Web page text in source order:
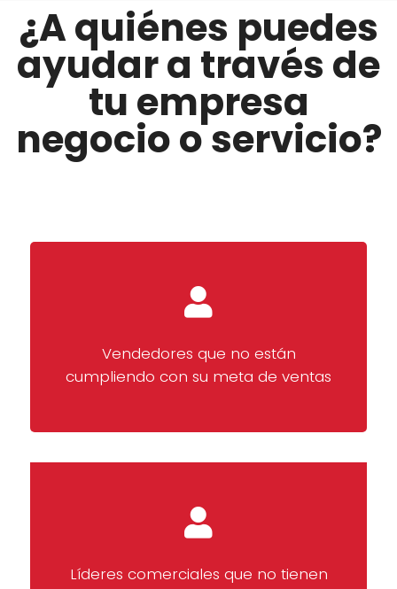
¿A quiénes puedes
ayudar a través de
tu empresa
negocio o servicio?
Vendedores que no están
cumpliendo con su meta de ventas
Líderes comerciales que no tienen